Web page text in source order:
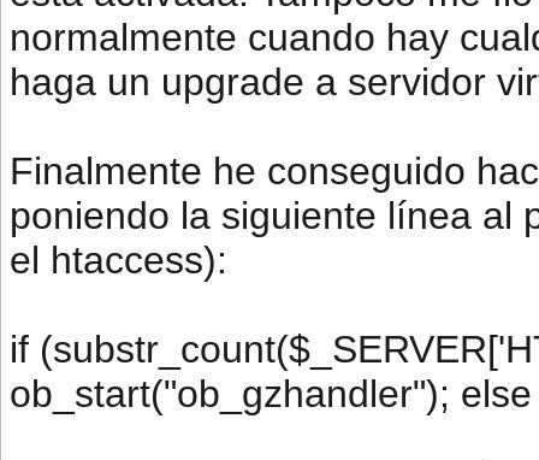
normalmente cuando hay
haga un upgrade a servidor
Finalmente he conseguido
poniendo la siguiente línea al
el htaccess):
if
ob_start("ob_gzhandler");